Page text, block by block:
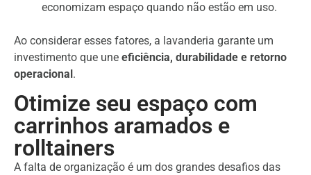
economizam espaço quando não estão em uso.
Ao considerar esses fatores, a lavanderia garante um
investimento que une eficiência, durabilidade e retorno
operacional.
Otimize seu espaço com
carrinhos aramados e
rolltainers
A falta de organização é um dos grandes desafios das